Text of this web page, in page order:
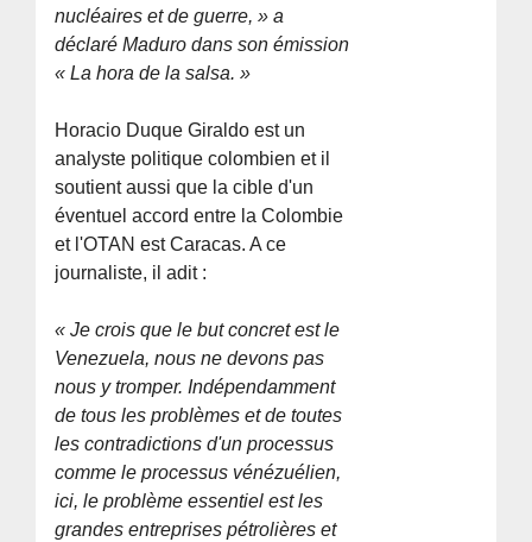
nucléaires et de guerre, » a
déclaré Maduro dans son émission
« La hora de la salsa. »
Horacio Duque Giraldo est un
analyste politique colombien et il
soutient aussi que la cible d'un
éventuel accord entre la Colombie
et l'OTAN est Caracas. A ce
journaliste, il adit :
« Je crois que le but concret est le
Venezuela, nous ne devons pas
nous y tromper. Indépendamment
de tous les problèmes et de toutes
les contradictions d'un processus
comme le processus vénézuélien,
ici, le problème essentiel est les
grandes entreprises pétrolières et